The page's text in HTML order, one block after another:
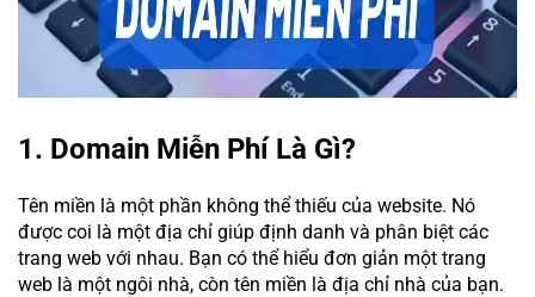
1. Domain Miễn Phí Là Gì?
Tên miền là một phần không thể thiếu của website. Nó
được coi là một địa chỉ giúp định danh và phân biệt các
trang web với nhau. Bạn có thể hiểu đơn giản một trang
web là một ngôi nhà, còn tên miền là địa chỉ nhà của bạn.